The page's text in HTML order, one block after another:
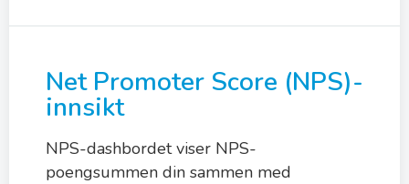
Net Promoter Score (NPS)-
innsikt
NPS-dashbordet viser NPS-
poengsummen din sammen med